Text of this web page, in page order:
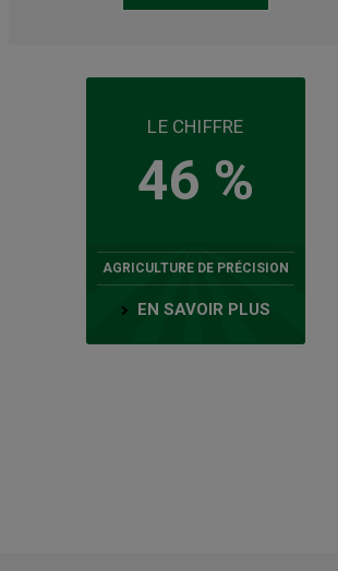
LE CHIFFRE
46 %
AGRICULTURE DE PRÉCISION
EN SAVOIR PLUS